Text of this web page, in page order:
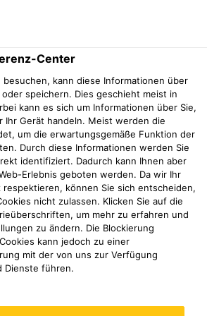
Elektrovergussmassen
für
und
in zahlreichen Branchen.
Center
besuchen, kann diese Informationen über
speichern. Dies geschieht meist in
kann es sich um Informationen über Sie,
Ihr Gerät handeln. Meist werden die
um die erwartungsgemäße Funktion der
Durch diese Informationen werden Sie
identifiziert. Dadurch kann Ihnen aber
Erlebnis geboten werden. Da wir Ihr
respektieren, können Sie sich entscheiden,
nicht zulassen. Klicken Sie auf die
um mehr zu erfahren und
zu ändern. Die Blockierung
kann jedoch zu einer
mit der von uns zur Verfügung
Dienste führen.